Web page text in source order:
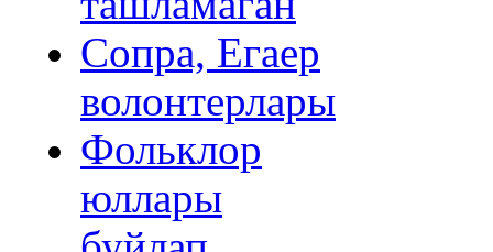
Сопра, Егаер
волонтерлары
Фольклор
юллары